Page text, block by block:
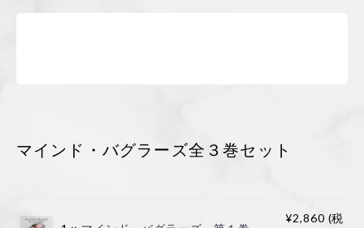
マインド・バグラーズ全３巻セット
¥2,860 (税